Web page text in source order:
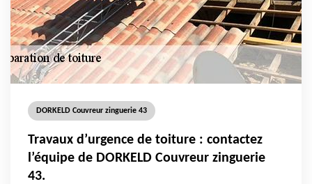
DORKELD Couvreur zinguerie 43
Travaux d’urgence de toiture : contactez
l’équipe de DORKELD Couvreur zinguerie
43.